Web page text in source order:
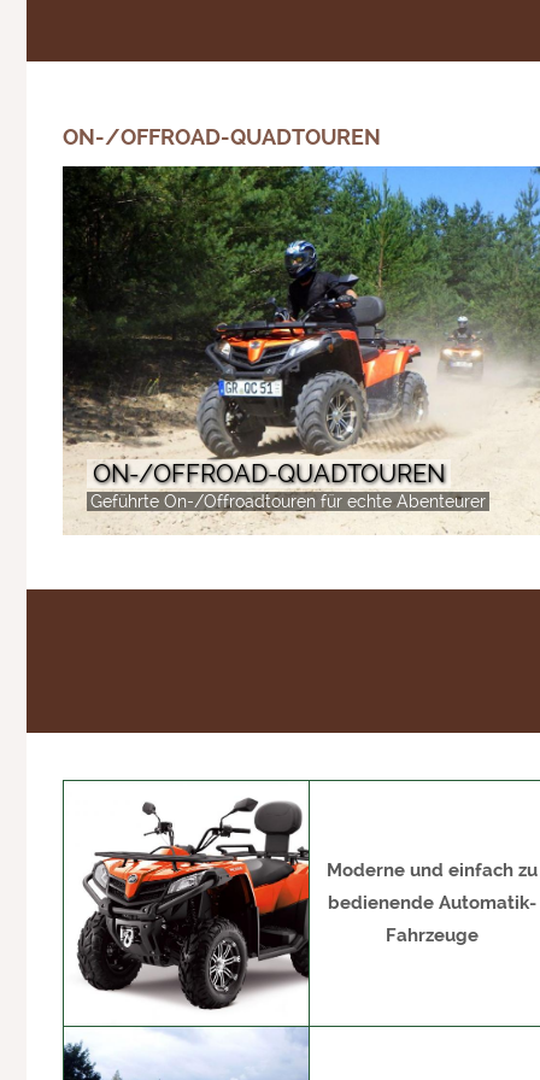
ON-/OFFROAD-QUADTOUREN
ON-/OFFROAD-QUADTOUREN
Geführte On-/Offroadtouren für echte Abenteurer
Moderne und einfach zu
bedienende Automatik-
Fahrzeuge